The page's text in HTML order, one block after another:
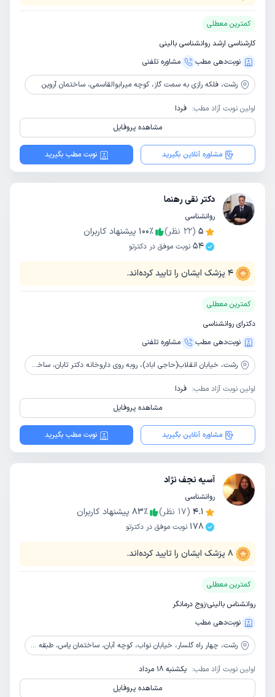
کمترین معطلی
کارشناسی ارشد روانشناسی بالینی
نوبت‌دهی مطب
مشاوره‌ تلفنی
رشت، فلکه رازی به سمت گاز، کوچه میرابوالقاسمی، ساختمان آروین
اولین نوبت آزاد مطب: فردا
مشاهده پروفایل
مشاوره آنلاین بگیرید نوبت مطب بگیرید
دکتر نقی رهنما
روانشناسی
5
(
22 نظر) 100٪
پیشنهاد کاربران
54 نوبت موفق در دکترتو
4 پزشک ایشان را تایید کرده‌اند.
کمترین معطلی
دکترای روانشناسی
نوبت‌دهی مطب
مشاوره‌ تلفنی
رشت، خیابان انقلاب(حاجی اباد)، روبه روی داروخانه دکتر تابان، ساختمان پزشکان گاندی، طبقه چهارم،پلاک 15
اولین نوبت آزاد مطب: فردا
مشاهده پروفایل
مشاوره آنلاین بگیرید نوبت مطب بگیرید
آسیه نجف نژاد
روانشناسی
4.1
(
17 نظر) 83٪
پیشنهاد کاربران
178 نوبت موفق در دکترتو
8 پزشک ایشان را تایید کرده‌اند.
کمترین معطلی
روانشناس بالینی-زوج درمانگر
نوبت‌دهی مطب
رشت، چهار راه گلسار، خیابان نواب، کوچه آبان، ساختمان یاس، طبقه چهارم، واحد 7، مرکز مشاوره حال خوب
اولین نوبت آزاد مطب: یکشنبه 18 مرداد
مشاهده پروفایل